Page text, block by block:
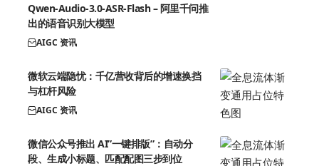
Qwen-Audio-3.0-ASR-Flash – 阿里千问推
出的语音识别大模型
AIGC 资讯
微软云端隐忧：千亿营收背后的增速换挡
与杠杆风险
AIGC 资讯
微信公众号推出 AI”一键排版”：自动分
段、生成小标题、匹配配图三步到位